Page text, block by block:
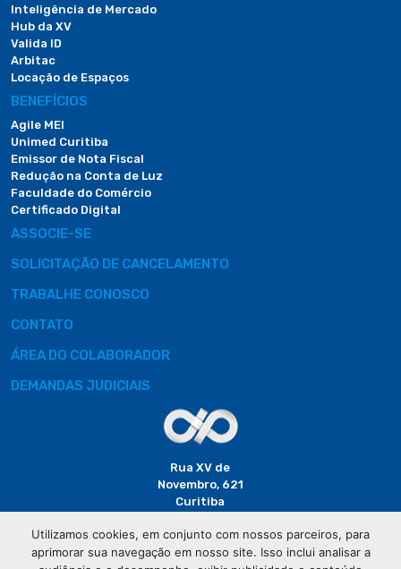
Inteligência de Mercado
Hub da XV
Valida ID
Arbitac
Locação de Espaços
BENEFÍCIOS
Agile MEI
Unimed Curitiba
Emissor de Nota Fiscal
Redução na Conta de Luz
Faculdade do Comércio
Certificado Digital
ASSOCIE-SE
SOLICITAÇÃO DE CANCELAMENTO
TRABALHE CONOSCO
CONTATO
ÁREA DO COLABORADOR
DEMANDAS JUDICIAIS
Rua XV de
Novembro, 621
Curitiba
Utilizamos cookies, em conjunto com nossos parceiros, para
aprimorar sua navegação em nosso site. Isso inclui analisar a